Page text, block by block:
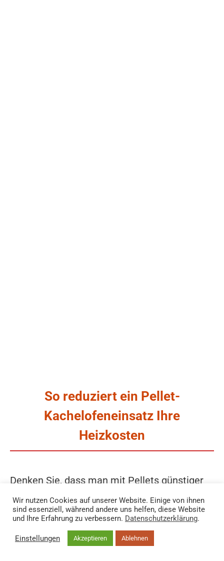
Unverbindliche Fachberatung buchen
So reduziert ein Pellet-
Kachelofeneinsatz Ihre
Heizkosten
Denken Sie, dass man mit Pellets günstiger
heizen kann? Wir haben nachgerechnet und
können klar sagen: Ja!
Der Pellet-Einsatz kann ca.90 % der
Wir nutzen Cookies auf unserer Website. Einige von ihnen
sind essenziell, während andere uns helfen, diese Website
und Ihre Erfahrung zu verbessern. Datenschutzerklärung.
Einstellungen Akzeptieren Ablehnen